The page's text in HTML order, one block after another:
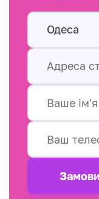
Одеса
Адреса